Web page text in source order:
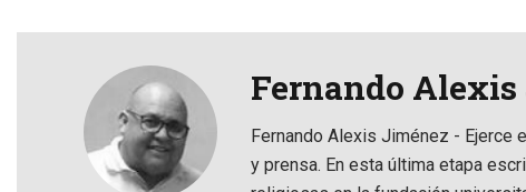
Fernando
Fernando Alexis Jiménez - Ejerce
y prensa. En esta última etapa